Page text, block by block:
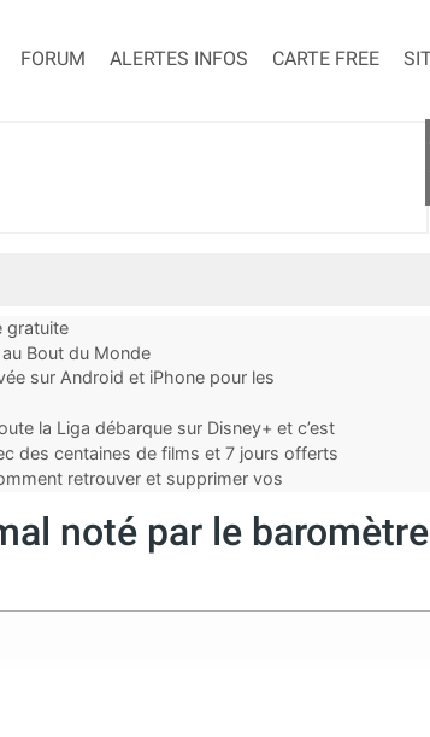
FORUM ALERTES INFOS CARTE FREE
gratuite
Bout du Monde
sur Android et iPhone pour les
la Liga débarque sur Disney+ et c’est
des centaines de films et 7 jours offerts
retrouver et supprimer vos
noté par le baromètre